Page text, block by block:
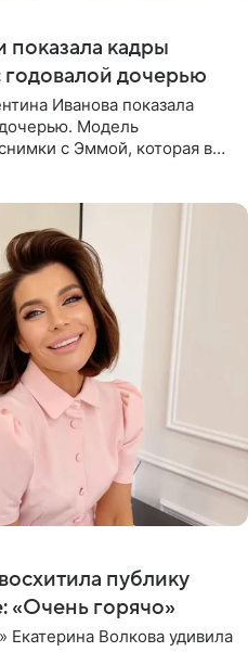
показала кадры
дочерью
Иванова показала
Модель
с Эммой, которая в
публику
«Очень горячо»
Екатерина Волкова удивила